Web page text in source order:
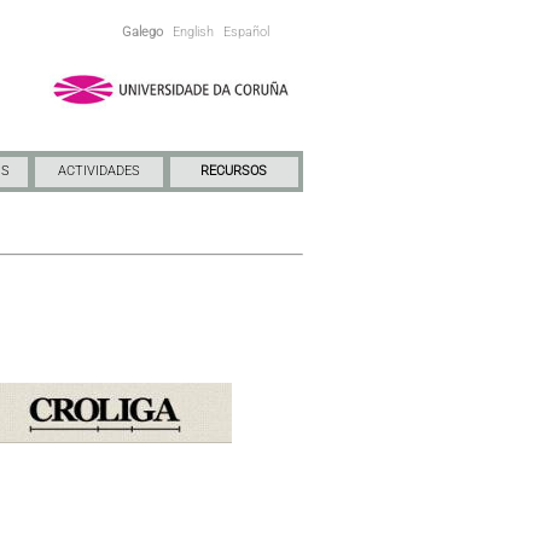
Galego English Español
ACTIVIDADES RECURSOS